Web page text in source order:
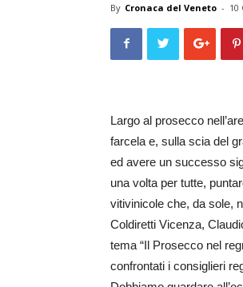
By Cronaca del Veneto - 10
Largo al prosecco
farcela e, sulla scia del
ed avere u­n successo
una volta per tutte,
vitivinicole che, da sole,
Col­diretti Vicenza,
tema “Il Prosecco nel
confrontati i consiglieri